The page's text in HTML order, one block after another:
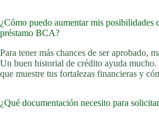
¿Cómo puedo aumentar mis posibilidades
préstamo BCA?
Para tener más chances de ser aprobado,
Un buen historial de crédito ayuda mucho.
que muestre tus fortalezas financieras y
¿Qué documentación necesito para